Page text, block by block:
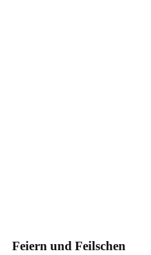
Feiern und Feilschen